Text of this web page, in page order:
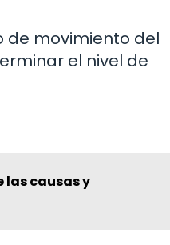
de movimiento del
el nivel de
las causas y